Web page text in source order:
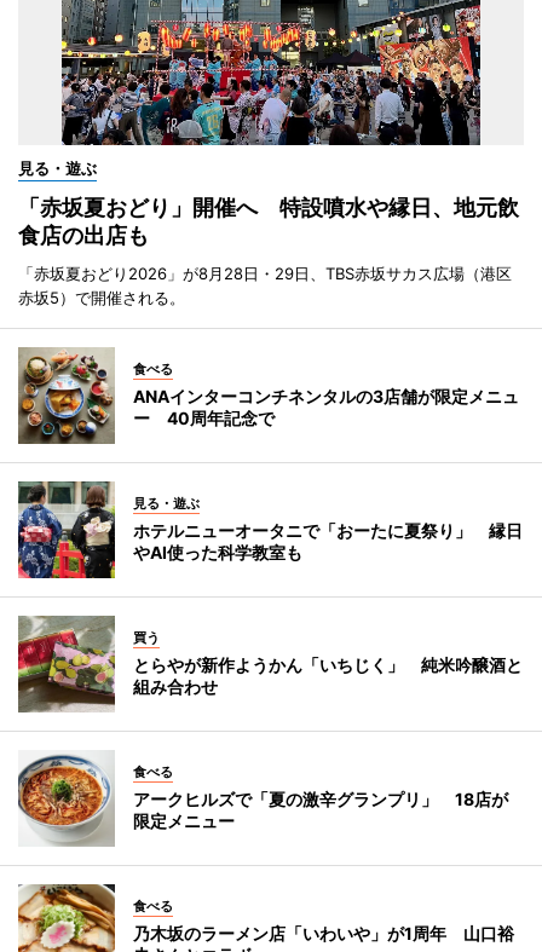
見る・遊ぶ
「赤坂夏おどり」開催へ 特設噴水や縁日、地元飲
食店の出店も
「赤坂夏おどり2026」が8月28日・29日、TBS赤坂サカス広場（港区
赤坂5）で開催される。
食べる
ANAインターコンチネンタルの3店舗が限定メニュ
ー 40周年記念で
見る・遊ぶ
ホテルニューオータニで「おーたに夏祭り」 縁日
やAI使った科学教室も
買う
とらやが新作ようかん「いちじく」 純米吟醸酒と
組み合わせ
食べる
アークヒルズで「夏の激辛グランプリ」 18店が
限定メニュー
食べる
乃木坂のラーメン店「いわいや」が1周年 山口裕